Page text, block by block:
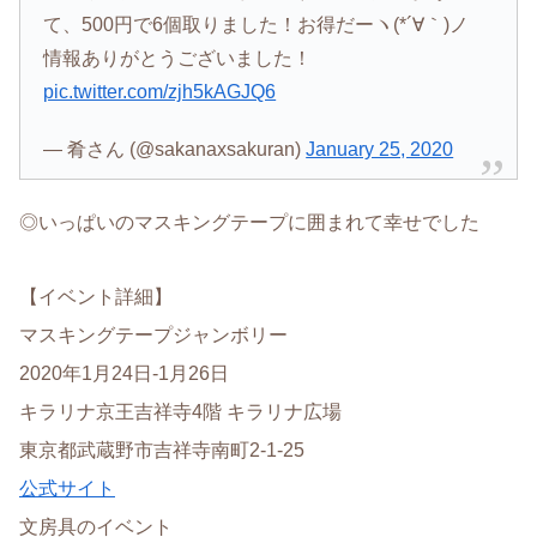
て、500円で6個取りました！お得だーヽ(*´∀｀)ノ
情報ありがとうございました！
pic.twitter.com/zjh5kAGJQ6
— 肴さん (@sakanaxsakuran)January 25, 2020
◎いっぱいのマスキングテープに囲まれて幸せでした
【イベント詳細】
マスキングテープジャンボリー
2020年1月24日-1月26日
キラリナ京王吉祥寺4階 キラリナ広場
東京都武蔵野市吉祥寺南町2-1-25
公式サイト
文房具のイベント